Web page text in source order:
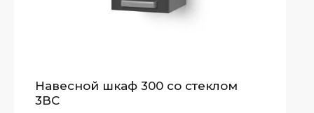
Навесной шкаф 300 со стеклом
3ВС